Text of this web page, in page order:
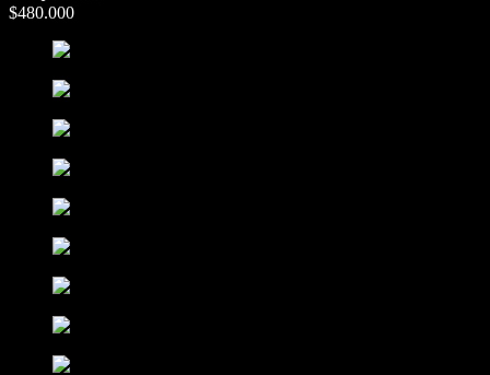
$480.000